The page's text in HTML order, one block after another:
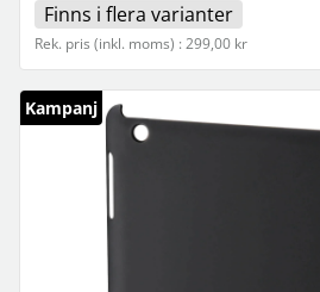
Finns i flera varianter
Rek. pris (inkl. moms) : 299,00 kr
Kampanj